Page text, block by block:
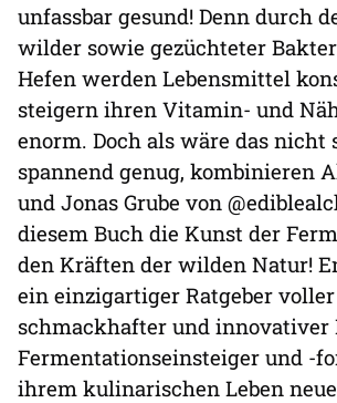
unfassbar gesund! Denn durch
wilder sowie gezüchteter
Hefen werden Lebensmittel
steigern ihren Vitamin- und
enorm. Doch als wäre das nicht
spannend genug, kombinieren
und Jonas Grube von
diesem Buch die Kunst der
den Kräften der wilden Natur!
ein einzigartiger Ratgeber voller
schmackhafter und innovativer
Fermentationseinsteiger und -
ihrem kulinarischen Leben